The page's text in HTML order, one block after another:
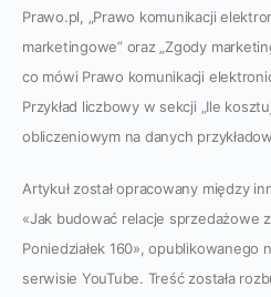
Prawo.pl, „Prawo komunikacji
marketingowe” oraz „Zgody
co mówi Prawo komunikacji
Przykład liczbowy w sekcji „Ile
obliczeniowym na danych
Artykuł został opracowany między
«Jak budować relacje sprzedażowe
Poniedziałek 160», opublikowanego
serwisie YouTube. Treść została